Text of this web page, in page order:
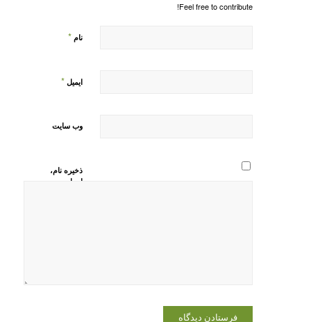
Feel free to contribute!
نام *
ایمیل *
وب‌ سایت
ذخیره نام،
ایمیل و